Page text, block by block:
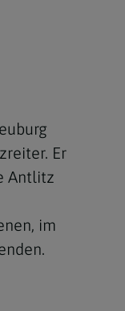
Er
Antlitz
im